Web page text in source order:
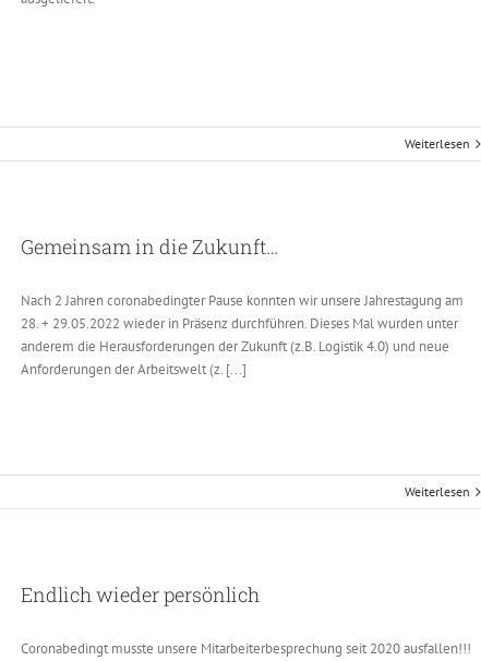
Weiterlesen
Gemeinsam in die Zukunft…
Nach 2 Jahren coronabedingter Pause konnten wir unsere Jahrestagung am
28. + 29.05.2022 wieder in Präsenz durchführen. Dieses Mal wurden unter
anderem die Herausforderungen der Zukunft (z.B. Logistik 4.0) und neue
Anforderungen der Arbeitswelt (z. [...]
Weiterlesen
Endlich wieder persönlich
Coronabedingt musste unsere Mitarbeiterbesprechung seit 2020 ausfallen!!!